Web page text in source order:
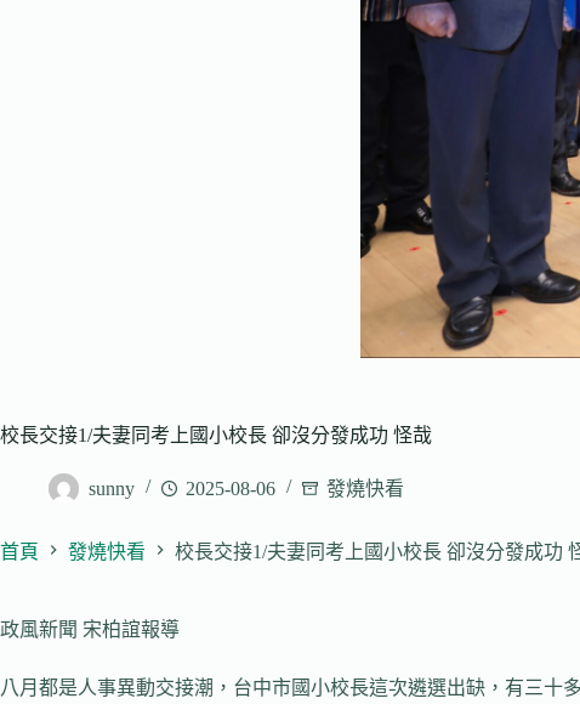
校長交接1/夫妻同考上國小校長 卻沒分發成功 怪哉
sunny 2025-08-06 發燒快看
首頁 發燒快看 校長交接1/夫妻同考上國小校長 卻沒分發成功
政風新聞 宋柏誼報導
八月都是人事異動交接潮，台中市國小校長這次遴選出缺，有三